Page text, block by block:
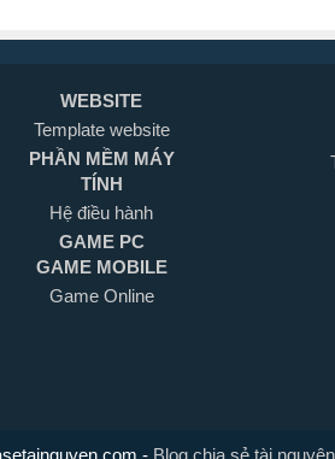
WEBSITE
Template website
PHẦN MỀM MÁY
TÍNH
Hệ điều hành
GAME PC
GAME MOBILE
Game Online
- Blog chia sẻ tài